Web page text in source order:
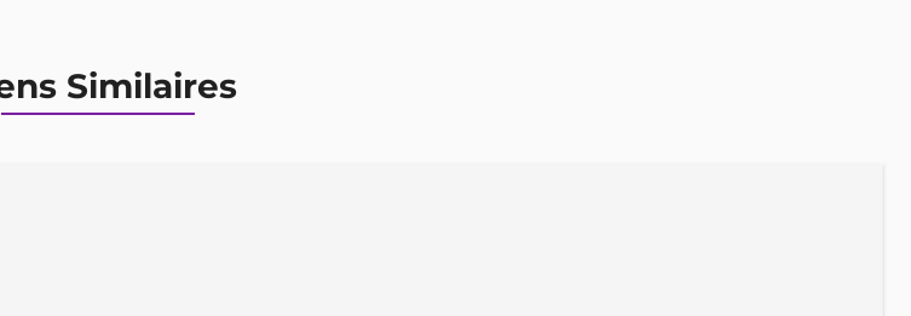
Similaires